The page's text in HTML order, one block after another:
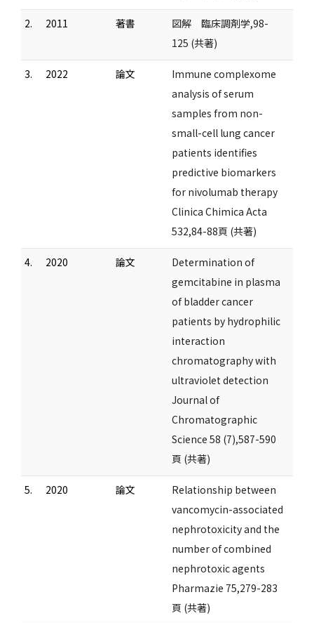
2. 2011 著書
図解 臨床調剤学,98-
125 (共著)
3. 2022 論文
Immune complexome
analysis of serum
samples from non-
small-cell lung cancer
patients identifies
predictive biomarkers
for nivolumab therapy
Clinica Chimica Acta
532,84-88頁 (共著)
4. 2020 論文
Determination of
gemcitabine in plasma
of bladder cancer
patients by hydrophilic
interaction
chromatography with
ultraviolet detection
Journal of
Chromatographic
Science 58 (7),587-590
頁 (共著)
5. 2020 論文
Relationship between
vancomycin-associated
nephrotoxicity and the
number of combined
nephrotoxic agents
Pharmazie 75,279-283
頁 (共著)